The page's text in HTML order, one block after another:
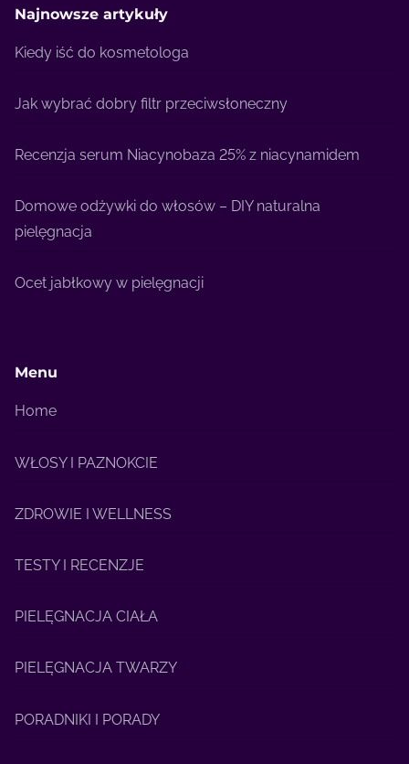
Najnowsze artykuły
Kiedy iść do kosmetologa
Jak wybrać dobry filtr przeciwsłoneczny
Recenzja serum Niacynobaza 25% z niacynamidem
Domowe odżywki do włosów – DIY naturalna
pielęgnacja
Ocet jabłkowy w pielęgnacji
Menu
Home
WŁOSY I PAZNOKCIE
ZDROWIE I WELLNESS
TESTY I RECENZJE
PIELĘGNACJA CIAŁA
PIELĘGNACJA TWARZY
PORADNIKI I PORADY